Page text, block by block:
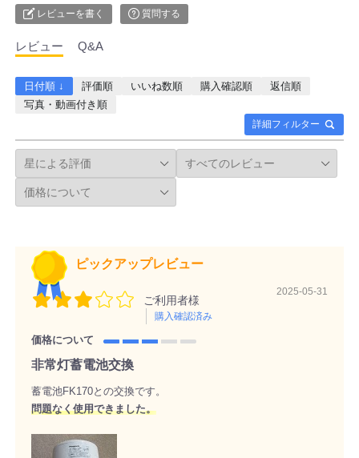
レビューを書く 質問する
レビュー Q&A
詳細フィルター
日付順 ↓ 評価順 いいね数順 購入確認順
返信順
写真・動画付き順
ピックアップレビュー
ご利用者様
購入確認済み
2025-05-31
価格について
非常灯蓄電池交換
蓄電池FK170との交換です。
問題なく使用できました。